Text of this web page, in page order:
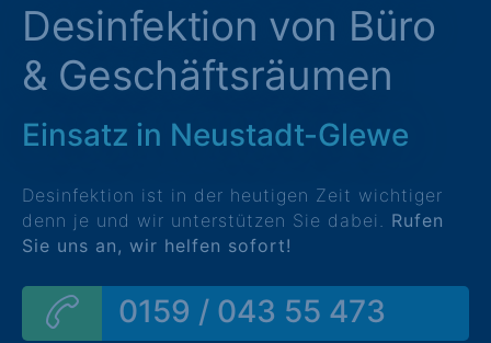
Desinfektion von Büro
& Geschäftsräumen
Einsatz in Neustadt-Glewe
Desinfektion ist in der heutigen Zeit wichtiger
denn je und wir unterstützen Sie dabei. Rufen
Sie uns an, wir helfen sofort!
0159 / 043 55 473